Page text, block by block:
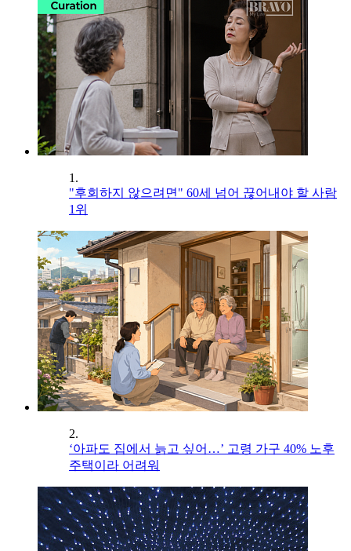
1.
"후회하지 않으려면" 60세 넘어 끊어내야 할 사람
1위
2.
‘아파도 집에서 늙고 싶어…’ 고령 가구 40% 노후
주택이라 어려워